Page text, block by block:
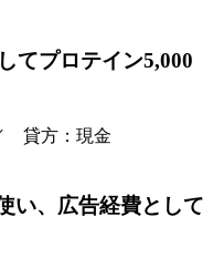
てプロテイン5,000
貸方：現金
い、広告経費として